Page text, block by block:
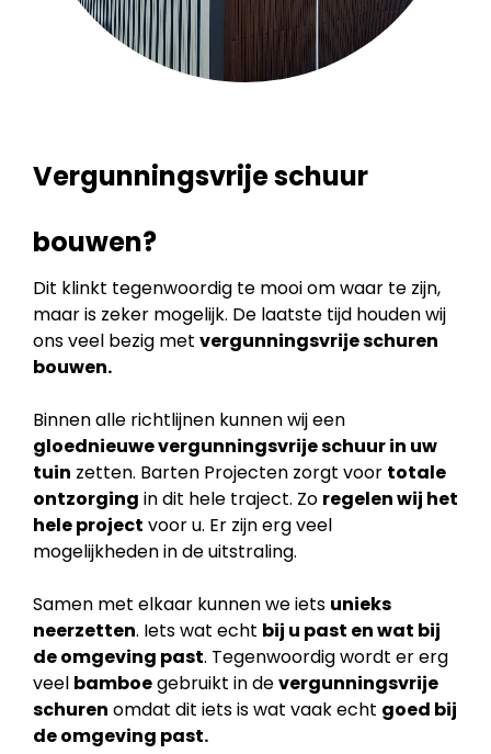
Vergunningsvrije schuur
bouwen?
Dit klinkt tegenwoordig te mooi om waar te zijn,
maar is zeker mogelijk. De laatste tijd houden wij
ons veel bezig met vergunningsvrije schuren
bouwen.
Binnen alle richtlijnen kunnen wij een
gloednieuwe vergunningsvrije schuur in uw
tuin zetten. Barten Projecten zorgt voor totale
ontzorging in dit hele traject. Zo regelen wij het
hele project voor u. Er zijn erg veel
mogelijkheden in de uitstraling.
Samen met elkaar kunnen we iets unieks
neerzetten. Iets wat echt bij u past en wat bij
deomgeving past. Tegenwoordig wordt er erg
veel bamboegebruikt in devergunningsvrije
schuren omdat dit iets is wat vaak echt goed bij
de omgeving past.